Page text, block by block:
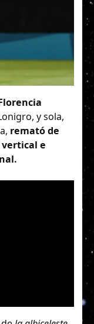
y sola,
remató de
e